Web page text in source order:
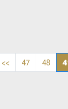
<< 47 48